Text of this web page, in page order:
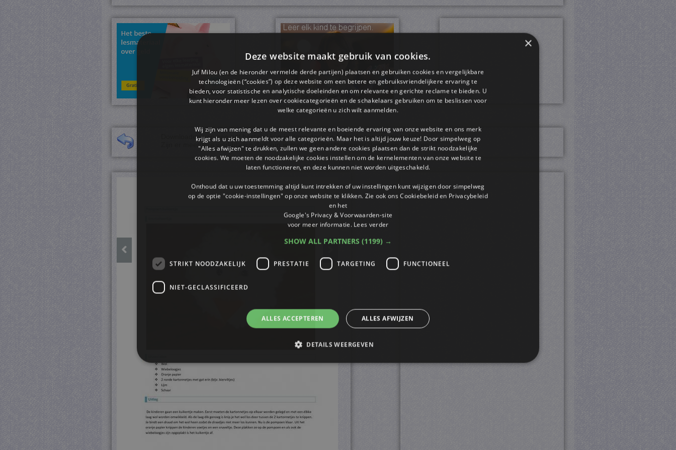
Downloaden van een pdf bestand kun je doen door op het gekozen plaatje te klikken.
Zijn er meerdere werkbladen dan kun je met de pijltjestoetsen er doorheen bladeren.
×
Deze website maakt gebruik van cookies.
Juf Milou (en de hieronder vermelde derde partijen) plaatsen en gebruiken cookies en vergelijkbare
technologieën (“cookies”) op deze website om een ​​betere en gebruiksvriendelijkere ervaring te
bieden, voor statistische en analytische doeleinden en om relevante en gerichte reclame te bieden. U
kunt hieronder meer lezen over cookiecategorieën en de schakelaars gebruiken om te beslissen voor
welke categorieën u zich wilt aanmelden.
Wij zijn van mening dat u de meest relevante en boeiende ervaring van onze website en ons merk
krijgt als u zich aanmeldt voor alle categorieën. Maar het is altijd jouw keuze! Door simpelweg op
"Alles afwijzen" te drukken, zullen we geen andere cookies plaatsen dan de strikt noodzakelijke
cookies. We moeten de noodzakelijke cookies instellen om de kernelementen van onze website te
laten functioneren, en deze kunnen niet worden uitgeschakeld.
Onthoud dat u uw toestemming altijd kunt intrekken of uw instellingen kunt wijzigen door simpelweg
op de optie "cookie-instellingen" op onze website te klikken. Zie ook ons ​​Cookiebeleid en Privacybeleid
en het
Google's Privacy & Voorwaarden-site
voor meer informatie. Lees verder
SHOW ALL PARTNERS (1199) →
STRIKT NOODZAKELIJK PRESTATIE TARGETING FUNCTIONEEL
NIET-GECLASSIFICEERD
ALLES ACCEPTEREN ALLES AFWIJZEN
DETAILS WEERGEVEN
Strikt noodzakelijk
Strikt noodzakelijke cookies maken de kernfunctionaliteiten van de website mogelijk, zoals gebruikersaanmelding en accountbeheer. De
website kan niet goed worden gebruikt zonder de strikt noodzakelijke cookies.
Naam
Provider/
Vervaldatum